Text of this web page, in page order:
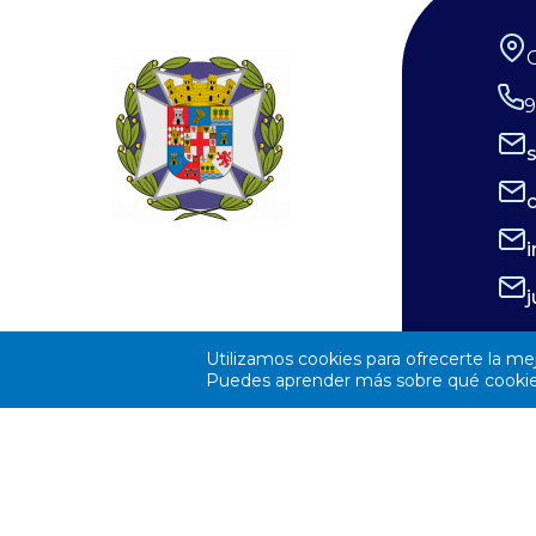
será fascinante, pero la seguridad visual
es un factor crítico que preocupa a los
expertos, y la diferencia entre un
recuerdo insuperable y una lesión
irreversible. Por ello, el Consejo
General de Enfermería (CGE), junto a la
Ramón y Cajal de Madrid, han puesto en
marcha diferentes materiales
humana
los niveles
desarrollo
con
aportar
cuidado
Utilizamos cookies para ofrecerte la
Puedes aprender más sobre qué